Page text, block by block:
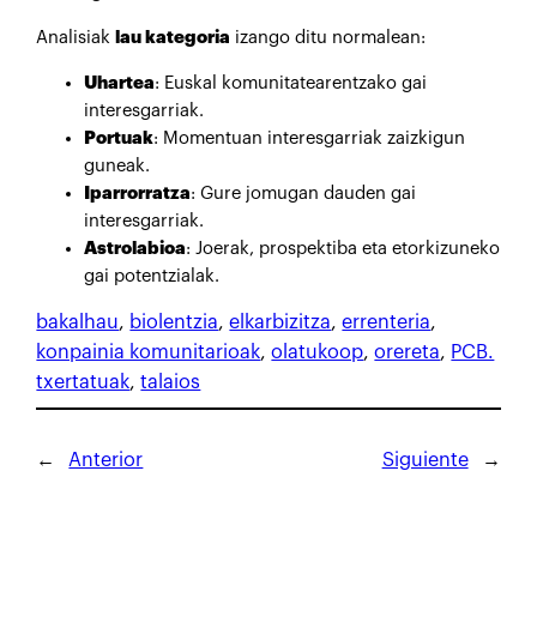
Analisiak lau kategoria izango ditu normalean:
Uhartea: Euskal komunitatearentzako gai
interesgarriak.
Portuak: Momentuan interesgarriak zaizkigun
guneak.
Iparrorratza: Gure jomugan dauden gai
interesgarriak.
Astrolabioa: Joerak, prospektiba eta etorkizuneko
gai potentzialak.
bakalhau, biolentzia, elkarbizitza, errenteria
konpainia komunitarioak, olatukoop, orereta, PCB.
txertatuak, talaios
← Anterior Siguiente →